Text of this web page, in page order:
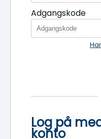
Log på
konto
Adgangskode